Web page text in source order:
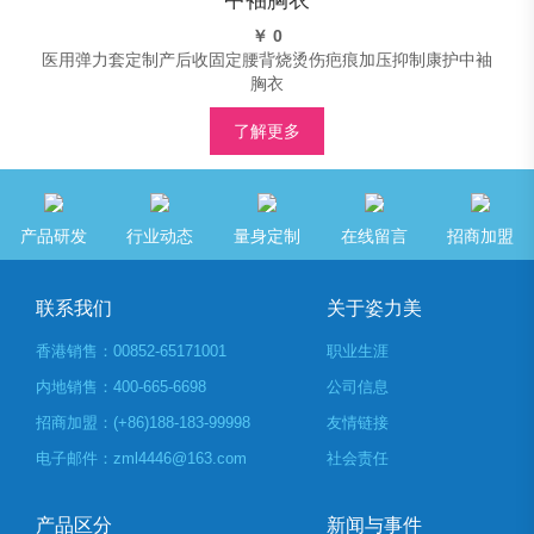
￥ 0
医用弹力套定制产后收固定腰背烧烫伤疤痕加压抑制康护中袖
胸衣
了解更多
产品研发 行业动态 量身定制 在线留言 招商加盟
联系我们
香港销售：00852-65171001
内地销售：400-665-6698
招商加盟：(+86)188-183-99998
电子邮件：zml4446@163.com
关于姿力美
职业生涯
公司信息
友情链接
社会责任
产品区分 新闻与事件